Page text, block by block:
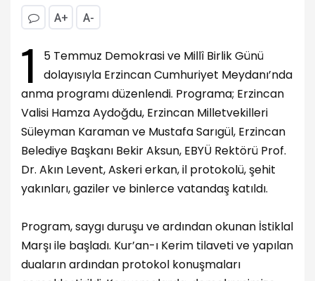
A+ A-
1
5 Temmuz Demokrasi ve Millî Birlik Günü
dolayısıyla Erzincan Cumhuriyet Meydanı’nda
anma programı düzenlendi. Programa; Erzincan
Valisi Hamza Aydoğdu, Erzincan Milletvekilleri
Süleyman Karaman ve Mustafa Sarıgül, Erzincan
Belediye Başkanı Bekir Aksun, EBYÜ Rektörü Prof.
Dr. Akın Levent, Askeri erkan, il protokolü, şehit
yakınları, gaziler ve binlerce vatandaş katıldı.
Program, saygı duruşu ve ardından okunan İstiklal
Marşı ile başladı. Kur’an-ı Kerim tilaveti ve yapılan
duaların ardından protokol konuşmaları